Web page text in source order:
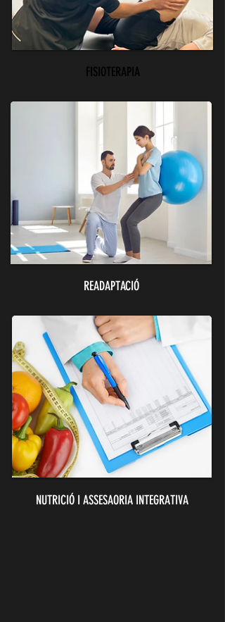
FISIOTERAPIA
READAPTACIÓ
NUTRICIÓ I ASSESAORIA INTEGRATIVA